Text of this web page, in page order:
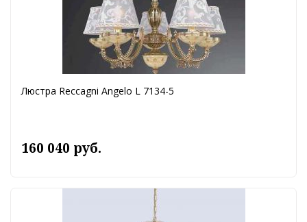
Люстра Reccagni Angelo L 7134-5
160 040 руб.